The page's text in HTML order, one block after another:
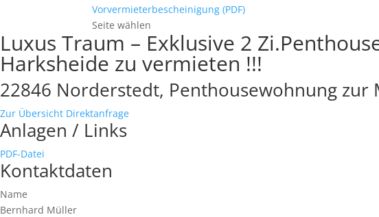
Vorvermieterbescheinigung (PDF)
Seite wählen
Luxus Traum – Exklusive 2
Harksheide zu vermieten !!!
22846 Norderstedt, Penthousewohnung zur
Zur Übersicht Direktanfrage
Anlagen / Links
PDF-Datei
Kontaktdaten
Name
Bernhard Müller